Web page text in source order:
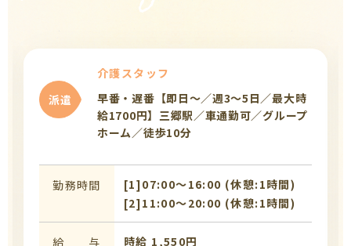
派遣
介護スタッフ
早番・遅番【即日～／週3～5日／最大時
給1700円】三郷駅／車通勤可／グループ
ホーム／徒歩10分
勤務時間
[1]07:00〜16:00 (休憩:1時間)
[2]11:00〜20:00 (休憩:1時間)
給 与 時給 1,550円